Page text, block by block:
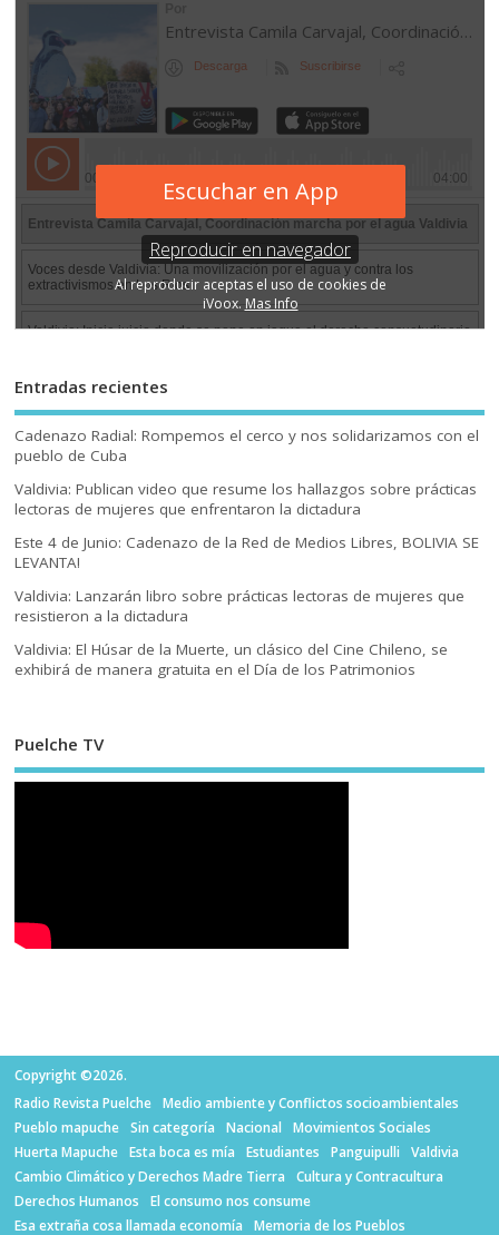
Entradas recientes
Cadenazo Radial: Rompemos el cerco y nos solidarizamos con el
pueblo de Cuba
Valdivia: Publican video que resume los hallazgos sobre prácticas
lectoras de mujeres que enfrentaron la dictadura
Este 4 de Junio: Cadenazo de la Red de Medios Libres, BOLIVIA SE
LEVANTA!
Valdivia: Lanzarán libro sobre prácticas lectoras de mujeres que
resistieron a la dictadura
Valdivia: El Húsar de la Muerte, un clásico del Cine Chileno, se
exhibirá de manera gratuita en el Día de los Patrimonios
Puelche TV
Copyright ©2026.
Radio Revista Puelche
Medio ambiente y Conflictos socioambientales
Pueblo mapuche
Sin categoría Nacional
Movimientos Sociales
Huerta Mapuche
Esta boca es mía Estudiantes Panguipulli
Valdivia
Cambio Climático y Derechos Madre Tierra
Cultura y Contracultura
Derechos Humanos
El consumo nos consume
Esa extraña cosa llamada economía
Memoria de los Pueblos